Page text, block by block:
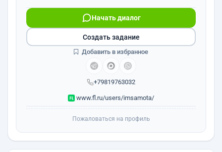
+79819763032
Начать диалог
www.fl.ru/users/imsamota/
Создать задание
Добавить в избранное
Пожаловаться на профиль